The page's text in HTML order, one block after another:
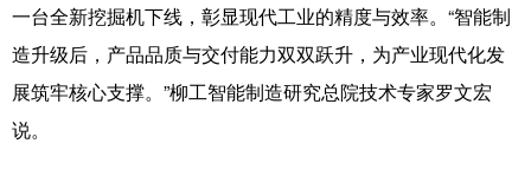
一台全新挖掘机下线，彰显现代工业的精度与效率。“智能制
造升级后，产品品质与交付能力双双跃升，为产业现代化发
展筑牢核心支撑。”柳工智能制造研究总院技术专家罗文宏
说。